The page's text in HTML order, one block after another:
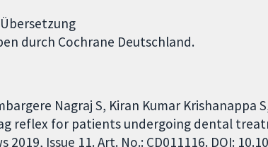
durch Cochrane Deutschland.
Nagraj S, Kiran Kumar Krishanappa
reflex for patients undergoing dental
2019, Issue 11. Art. No.: CD011116. DOI: